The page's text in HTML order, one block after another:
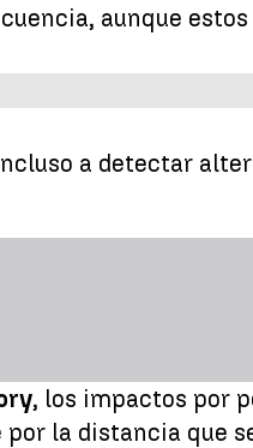
aunque
a detectar
, los impactos por
la distancia que